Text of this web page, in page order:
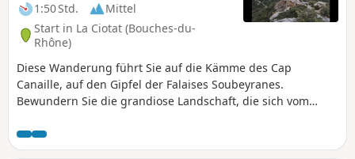
1:50 Std.
Mittel
Start in La Ciotat (Bouches-du-
Rhône)
Diese Wanderung führt Sie auf die Kämme des Cap
Canaille, auf den Gipfel der Falaises Soubeyranes.
Bewundern Sie die grandiose Landschaft, die sich vom
Osten erstreckt, und die schönen Aussichtspunkte auf die
Calanques und La Ciotat. GPS wird dringend empfohlen.